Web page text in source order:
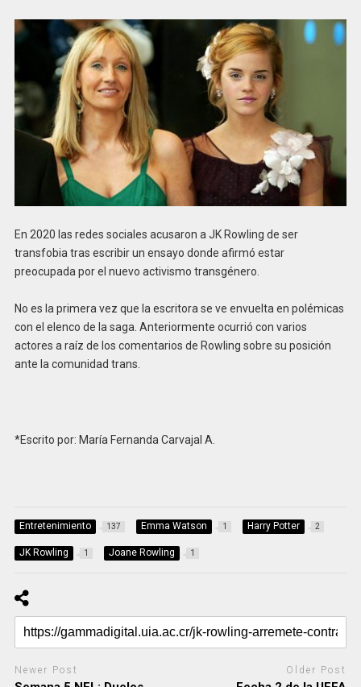
En 2020 las redes sociales acusaron a JK Rowling de ser
transfobia tras escribir un ensayo donde afirmó estar
preocupada por el nuevo activismo transgénero.
No es la primera vez que la escritora se ve envuelta en polémicas
con el elenco de la saga. Anteriormente ocurrió con varios
actores a raíz de los comentarios de Rowling sobre su posición
ante la comunidad trans.
*Escrito por: María Fernanda Carvajal A.
Entretenimiento 137 Emma Watson 1 Harry Potter 2
JK Rowling 1 Joane Rowling 1
Newer Post Older Post